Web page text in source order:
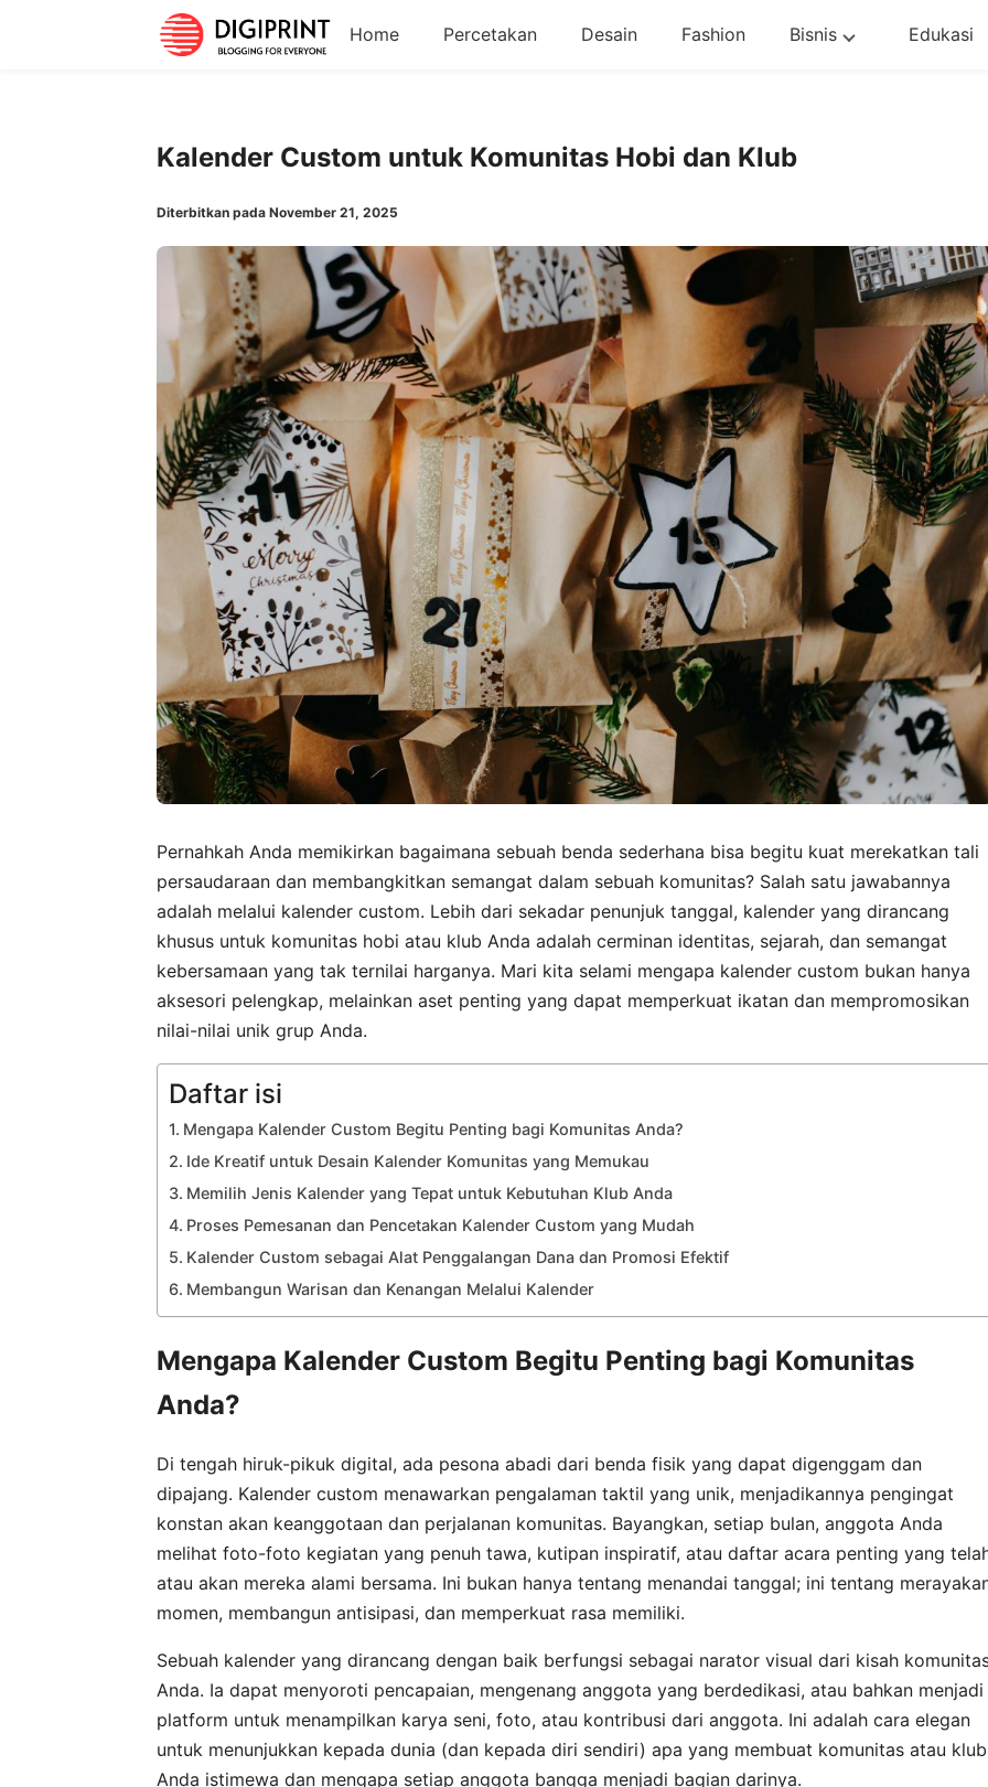
Home Percetakan Desain Fashion Bisnis Edukasi
Kalender Custom untuk Komunitas Hobi dan Klub
Diterbitkan pada November 21, 2025
Pernahkah Anda memikirkan bagaimana sebuah benda sederhana bisa begitu kuat merekatkan tali
persaudaraan dan membangkitkan semangat dalam sebuah komunitas? Salah satu jawabannya
adalah melalui kalender custom. Lebih dari sekadar penunjuk tanggal, kalender yang dirancang
khusus untuk komunitas hobi atau klub Anda adalah cerminan identitas, sejarah, dan semangat
kebersamaan yang tak ternilai harganya. Mari kita selami mengapa kalender custom bukan hanya
aksesori pelengkap, melainkan aset penting yang dapat memperkuat ikatan dan mempromosikan
nilai-nilai unik grup Anda.
Daftar isi
Mengapa Kalender Custom Begitu Penting bagi Komunitas Anda?
Ide Kreatif untuk Desain Kalender Komunitas yang Memukau
Memilih Jenis Kalender yang Tepat untuk Kebutuhan Klub Anda
Proses Pemesanan dan Pencetakan Kalender Custom yang Mudah
Kalender Custom sebagai Alat Penggalangan Dana dan Promosi Efektif
Membangun Warisan dan Kenangan Melalui Kalender
Mengapa Kalender Custom Begitu Penting bagi Komunitas
Anda?
Di tengah hiruk-pikuk digital, ada pesona abadi dari benda fisik yang dapat digenggam dan
dipajang. Kalender custom menawarkan pengalaman taktil yang unik, menjadikannya pengingat
konstan akan keanggotaan dan perjalanan komunitas. Bayangkan, setiap bulan, anggota Anda
melihat foto-foto kegiatan yang penuh tawa, kutipan inspiratif, atau daftar acara penting yang
atau akan mereka alami bersama. Ini bukan hanya tentang menandai tanggal; ini tentang
momen, membangun antisipasi, dan memperkuat rasa memiliki.
Sebuah kalender yang dirancang dengan baik berfungsi sebagai narator visual dari kisah
Anda. Ia dapat menyoroti pencapaian, mengenang anggota yang berdedikasi, atau bahkan menjadi
platform untuk menampilkan karya seni, foto, atau kontribusi dari anggota. Ini adalah cara elegan
untuk menunjukkan kepada dunia (dan kepada diri sendiri) apa yang membuat komunitas atau klub
Anda istimewa dan mengapa setiap anggota bangga menjadi bagian darinya.